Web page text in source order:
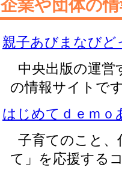
企業や団体の
親子あびまなびど
中央出版の運営
の情報サイトで
はじめてｄｅｍｏ
子育てのこと
て」を応援する